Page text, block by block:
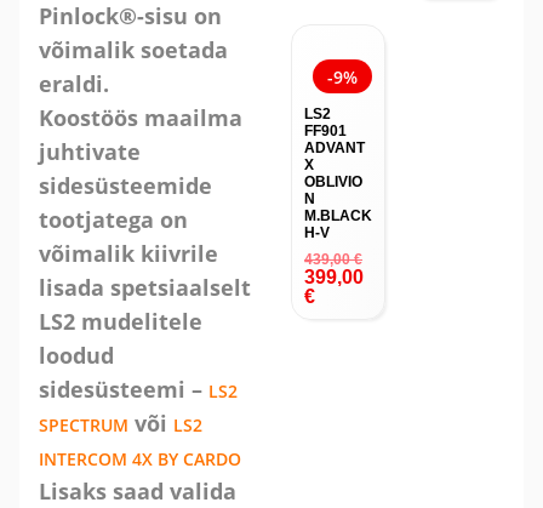
Pinlock®-sisu on
võimalik soetada
eraldi.
Koostöös maailma
juhtivate
sidesüsteemide
tootjatega on
võimalik kiivrile
lisada spetsiaalselt
LS2 mudelitele
loodud
sidesüsteemi – LS2
SPECTRUM või LS2
INTERCOM 4X BY CARDO
Lisaks saad valida
-9%
LS2
FF901
ADVANT
X
OBLIVIO
N
M.BLACK
H-V
439,00€
399,00
€